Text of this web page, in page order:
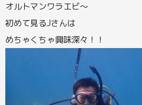
オルトマンワラエビ～
初めて見るJさんは
めちゃくちゃ興味深々！！